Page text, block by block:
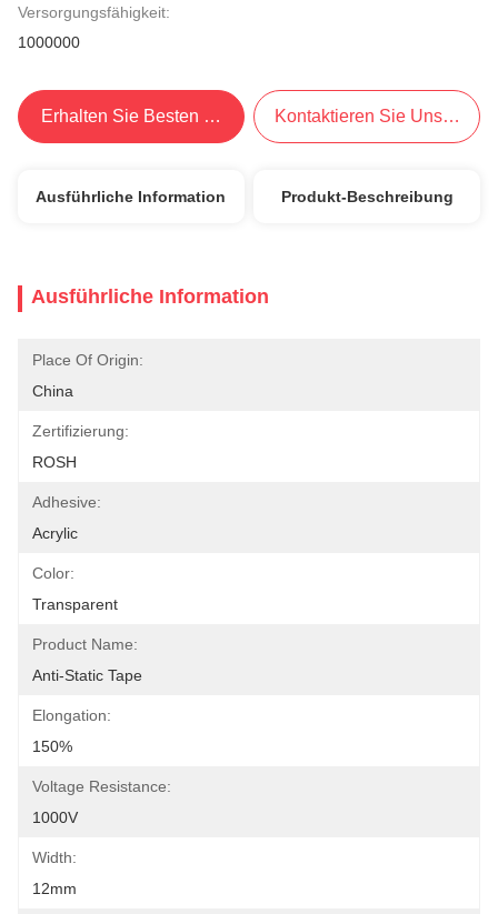
Versorgungsfähigkeit:
1000000
Erhalten Sie Besten Preis Kontaktieren Sie Uns Jetzt
Ausführliche Information Produkt-Beschreibung
Ausführliche Information
Place Of Origin:
China
Zertifizierung:
ROSH
Adhesive:
Acrylic
Color:
Transparent
Product Name:
Anti-Static Tape
Elongation:
150%
Voltage Resistance:
1000V
Width:
12mm